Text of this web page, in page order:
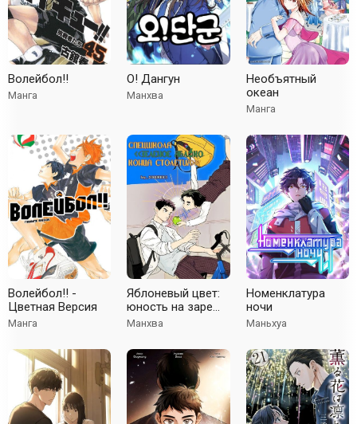
Волейбол!!
Манга
О! Дангун
Манхва
Необъятный
океан
Манга
Волейбол!! -
Цветная Версия
Манга
Яблоневый цвет:
юность на заре
нового столетия
Манхва
Номенклатура
ночи
Маньхуа